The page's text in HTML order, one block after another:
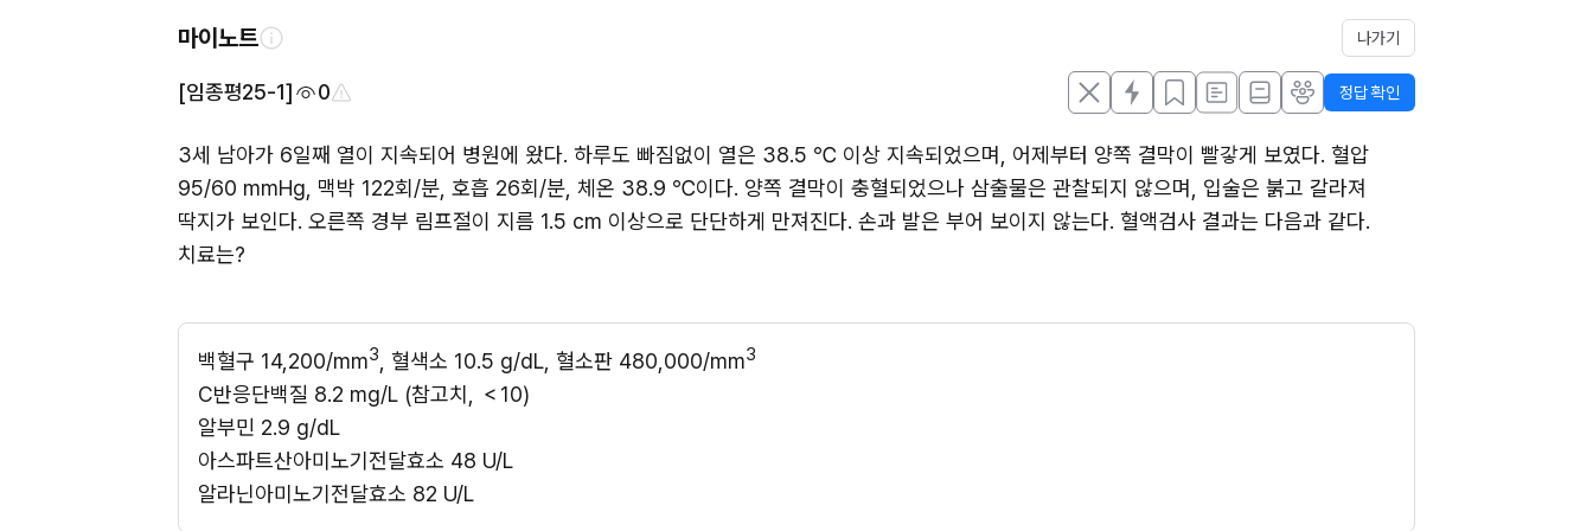
마이노트 나가기
[임종평25-1] 0 정답 확인
3세 남아가 6일째 열이 지속되어 병원에 왔다. 하루도 빠짐없이 열은 38.5 ℃ 이상 지속되었으며, 어제부터 양쪽 결막이 빨갛게 보였다. 혈압
95/60 mmHg, 맥박 122회/분, 호흡 26회/분, 체온 38.9 ℃이다. 양쪽 결막이 충혈되었으나 삼출물은 관찰되지 않으며, 입술은 붉고 갈라져
딱지가 보인다. 오른쪽 경부 림프절이 지름 1.5 cm 이상으로 단단하게 만져진다. 손과 발은 부어 보이지 않는다. 혈액검사 결과는 다음과 같다.
치료는?
백혈구 14,200/mm3 , 혈색소 10.5 g/dL, 혈소판 480,000/mm3
C반응단백질 8.2 mg/L (참고치, ＜10)
알부민 2.9 g/dL
아스파트산아미노기전달효소 48 U/L
알라닌아미노기전달효소 82 U/L